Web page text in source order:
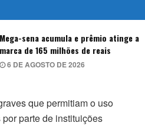
Mega-sena acumula e prêmio atinge a
marca de 165 milhões de reais
6 DE AGOSTO DE 2026
que permitiam o uso
parte de instituições